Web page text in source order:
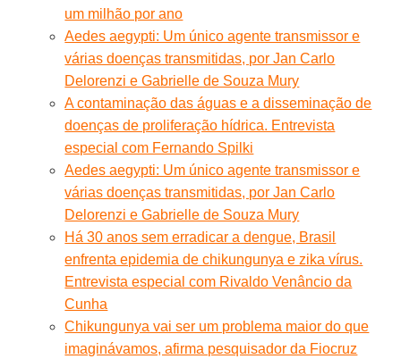
um milhão por ano
Aedes aegypti: Um único agente transmissor e
várias doenças transmitidas, por Jan Carlo
Delorenzi e Gabrielle de Souza Mury
A contaminação das águas e a disseminação de
doenças de proliferação hídrica. Entrevista
especial com Fernando Spilki
Aedes aegypti: Um único agente transmissor e
várias doenças transmitidas, por Jan Carlo
Delorenzi e Gabrielle de Souza Mury
Há 30 anos sem erradicar a dengue, Brasil
enfrenta epidemia de chikungunya e zika vírus.
Entrevista especial com Rivaldo Venâncio da
Cunha
Chikungunya vai ser um problema maior do que
imaginávamos, afirma pesquisador da Fiocruz